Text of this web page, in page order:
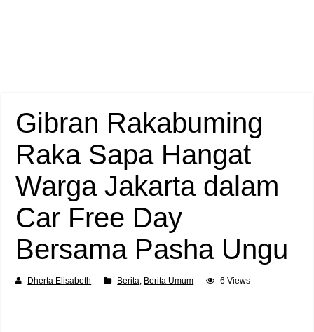
Gibran Rakabuming
Raka Sapa Hangat
Warga Jakarta dalam
Car Free Day
Bersama Pasha Ungu
Dherta Elisabeth Berita Berita Umum 6 Views